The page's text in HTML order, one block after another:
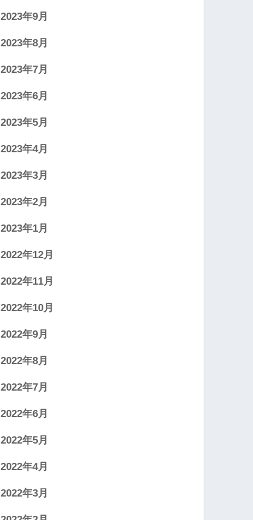
2023年9月
2023年8月
2023年7月
2023年6月
2023年5月
2023年4月
2023年3月
2023年2月
2023年1月
2022年12月
2022年11月
2022年10月
2022年9月
2022年8月
2022年7月
2022年6月
2022年5月
2022年4月
2022年3月